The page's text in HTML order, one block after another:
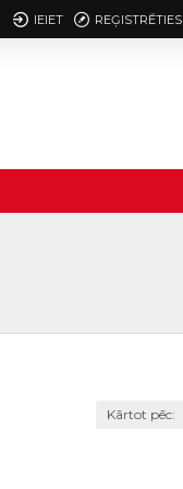
IEIET REĢISTRĒTIES
Kārtot pēc: